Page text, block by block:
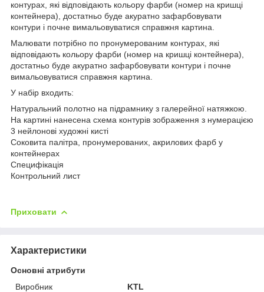
контурах, які відповідають кольору фарби (номер на кришці
контейнера), достатньо буде акуратно зафарбовувати
контури і почне вимальовуватися справжня картина.
Малювати потрібно по пронумерованим контурах, які
відповідають кольору фарби (номер на кришці контейнера),
достатньо буде акуратно зафарбовувати контури і почне
вимальовуватися справжня картина.
У набір входить:
Натуральний полотно на підрамнику з галерейної натяжкою.
На картині нанесена схема контурів зображення з нумерацією
3 нейлонові художні кисті
Соковита палітра, пронумерованих, акрилових фарб у
контейнерах
Специфікація
Контрольний лист
Приховати
Характеристики
Основні атрибути
Виробник
KTL